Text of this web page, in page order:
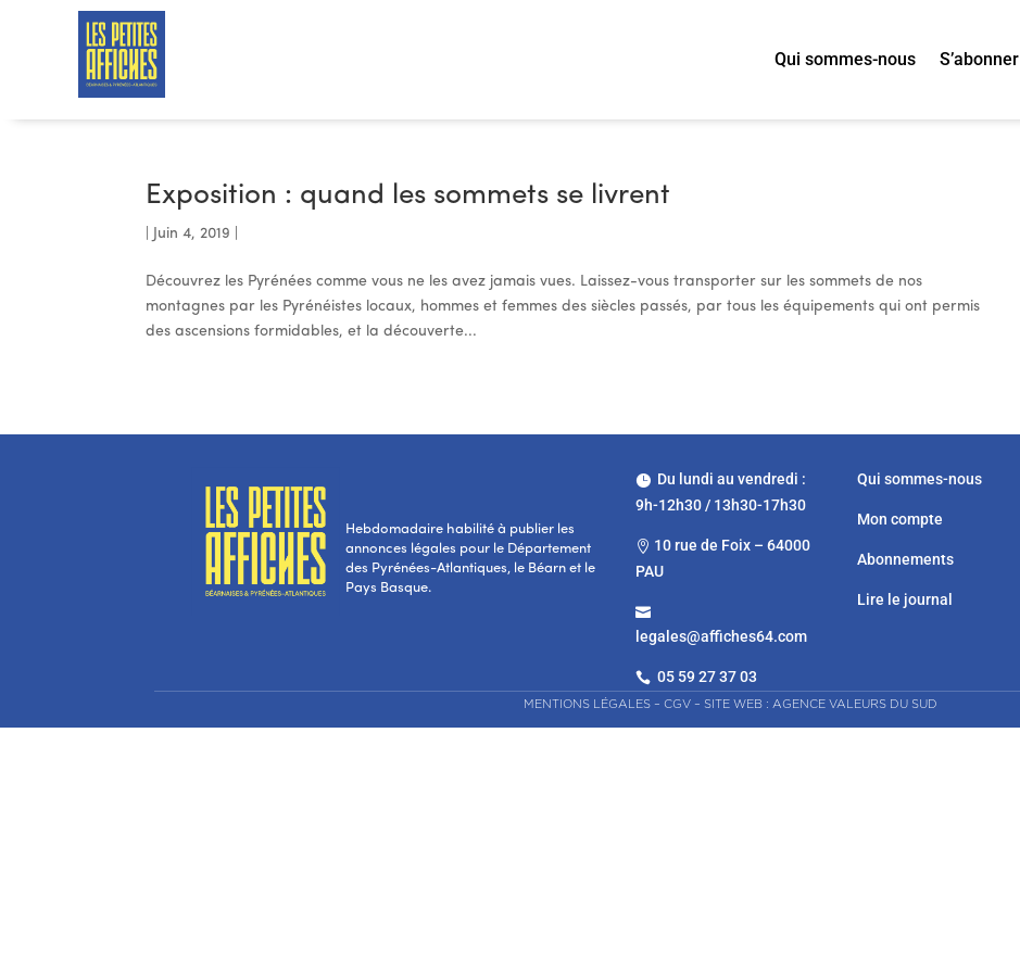
Qui sommes-nous S’abonner
Exposition : quand les sommets se livrent
Juin 4, 2019
Découvrez les Pyrénées comme vous ne les avez jamais vues. Laissez-vous transporter sur les sommets de nos
montagnes par les Pyrénéistes locaux, hommes et femmes des siècles passés, par tous les équipements qui ont permis
des ascensions formidables, et la découverte...
Hebdomadaire habilité à publier les
annonces légales pour le Département
des Pyrénées-Atlantiques, le Béarn et le
Pays Basque.
Du lundi au vendredi :
9h-12h30 / 13h30-17h30
 10 rue de Foix – 64000
PAU

legales@affiches64.com
 05 59 27 37 03
Qui sommes-nous
Mon compte
Abonnements
Lire le journal
MENTIONS LÉGALES– CGV– SITE WEB : AGENCE VALEURS DU SUD